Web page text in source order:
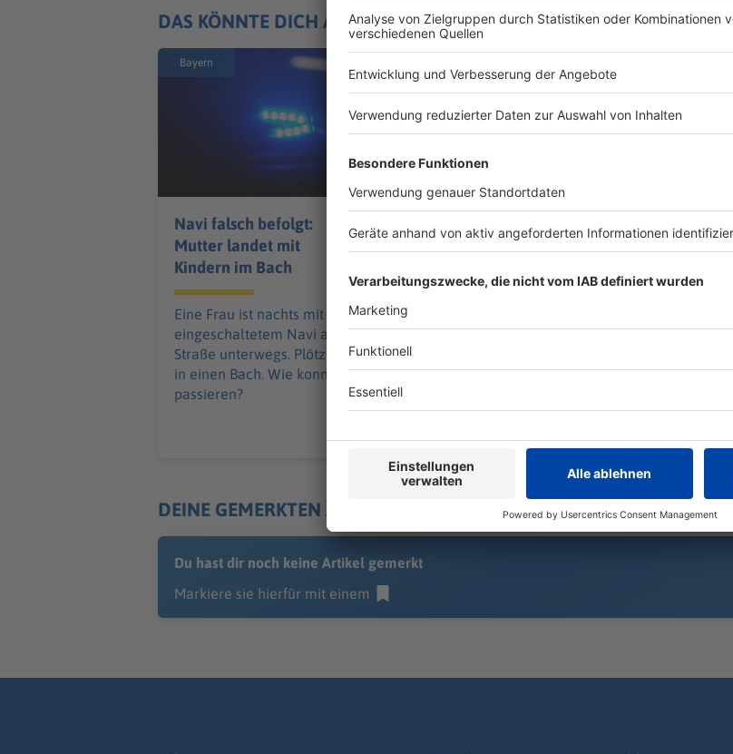
DAS KÖNNTE DICH AUCH INTERESSIEREN
Bayern
Navi falsch befolgt:
Mutter landet mit
Kindern im Bach
Eine Frau ist nachts mit
eingeschaltetem Navi auf einer
Straße unterwegs. Plötzlich fährt sie
in einen Bach. Wie konnte das
passieren?
Männer klauen
Plastikkrokodil auf
Krokodil spazieren zwei Männer
kuriosen Diebstahl steckt und
Auftaktabend des Volksfests in
DEINE GEMERKTEN ARTIKEL
Du hast dir noch keine Artikel gemerkt
Markiere sie hierfür mit einem